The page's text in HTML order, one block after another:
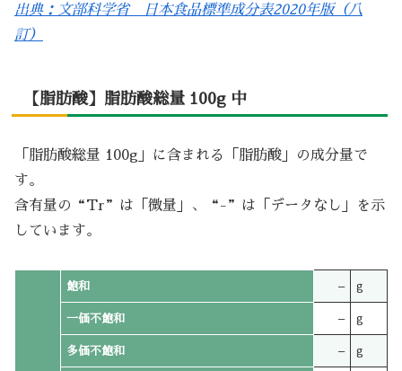
出典：文部科学省 日本食品標準成分表2020年版（八
訂）
【脂肪酸】脂肪酸総量 100g 中
「脂肪酸総量 100g」に含まれる「脂肪酸」の成分量で
す。
含有量の“Tr”は「微量」、“-”は「データなし」を示
しています。
飽和 – g
一価不飽和 – g
多価不飽和 – g